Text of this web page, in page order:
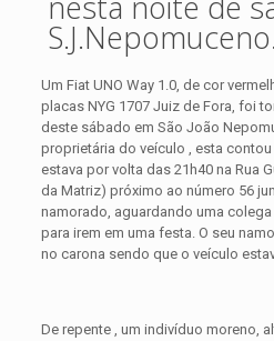
S.J.Nepomuceno.
Um Fiat UNO Way 1.0, de cor
placas NYG 1707 Juiz de Fora, foi
deste sábado em São João
proprietária do veículo , esta
estava por volta das 21h40 na Rua
da Matriz) próximo ao número 56
namorado, aguardando uma
para irem em uma festa. O seu
no carona sendo que o veículo
De repente , um indivíduo moreno,